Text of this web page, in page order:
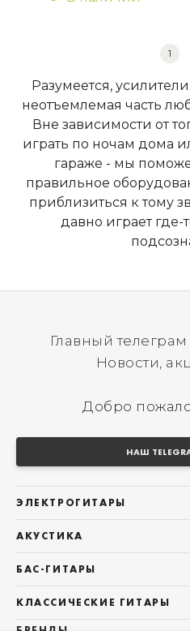
1
Разумеется,
неотъемлемая часть
Вне зависимости от
играть по ночам дома
гараже - мы
правильное
приблизиться к тому
давно играет где-
Главный телеграм
Новости,
Добро
НАШ
ЭЛЕКТРОГИТАРЫ
Telecaster
Les Paul
АКУСТИКА
Фолки (ОМ, 000, 00)
Гранд Аудиториум
БАС-ГИТАРЫ
КЛАССИЧЕСКИЕ ГИТАРЫ
Все классические гитары